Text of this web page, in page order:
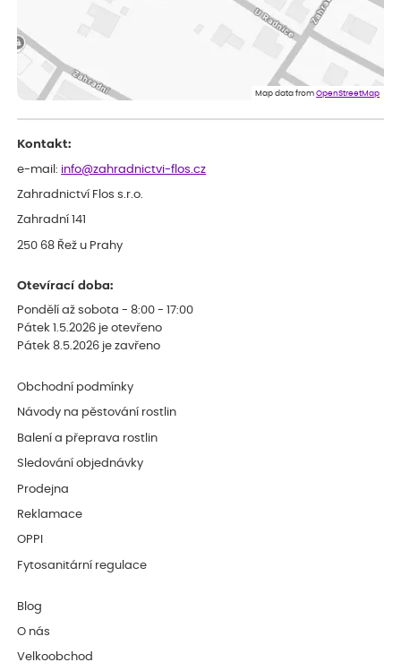
Dobrý den, byli jsme spokojeni
Eshop, objednání bylo v pořádku, žádný problém. Jen jsem byla
smutná z dodávky jedné kytky, která nebyla v nejlepší kondici a i
Map data fromOpenStreetMap
Kontakt:
e-mail: info@zahradnictvi-flos.cz
Zahradnictví Flos s.r.o.
Zahradní 141
250 68 Řež u Prahy
Otevírací doba:
Pondělí až sobota - 8:00 - 17:00
Pátek 1.5.2026 je otevřeno
Pátek 8.5.2026 je zavřeno
Obchodní podmínky
Návody na pěstování rostlin
Balení a přeprava rostlin
Sledování objednávky
Prodejna
Reklamace
OPPI
Fytosanitární regulace
Blog
O nás
Velkoobchod